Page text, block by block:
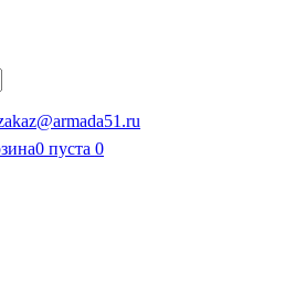
0 пуста 0